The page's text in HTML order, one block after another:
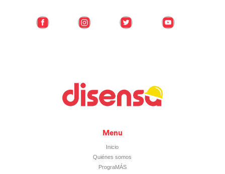
Menu
Inicio
Quiénes somos
PrograMÁS